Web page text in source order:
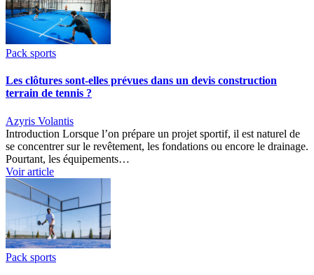
Pack sports
Les clôtures sont-elles prévues dans un devis construction
terrain de tennis ?
Azyris Volantis
Introduction Lorsque l’on prépare un projet sportif, il est naturel de
se concentrer sur le revêtement, les fondations ou encore le drainage.
Pourtant, les équipements…
Voir article
Pack sports